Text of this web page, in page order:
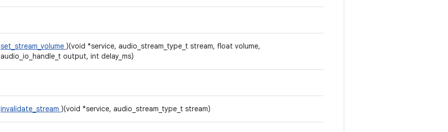
set_stream_volume )(void *service, audio_stream_type_t stream, float volume,
audio_io_handle_t output, int delay_ms)
invalidate_stream )(void *service, audio_stream_type_t stream)